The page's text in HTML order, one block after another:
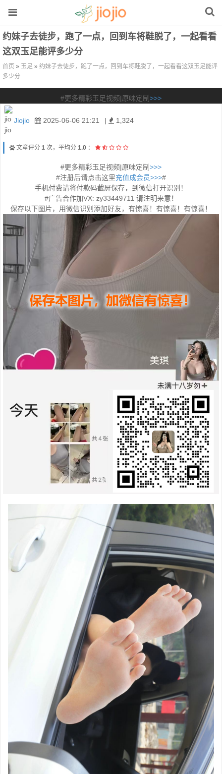
约妹子去徒步，跑了一点，回到车将鞋脱了，一起看看
这双玉足能评多少分
首页 » 玉足 » 约妹子去徒步，跑了一点，回到车将鞋脱了，一起看看这双玉足能评
多少分
#更多精彩玉足视频|原味定制>>>
Jiojio 2025-06-06 21:21 | 1,324
文章评分 1 次，平均分 1.0 ：
#更多精彩玉足视频|原味定制>>>
#注册后请点击这里充值成会员>>>#
手机付费请将付款码截屏保存，到微信打开识别！
#广告合作加VX: zy33449711 请注明来意！
保存以下图片，用微信识别添加好友，有惊喜！有惊喜！有惊喜！